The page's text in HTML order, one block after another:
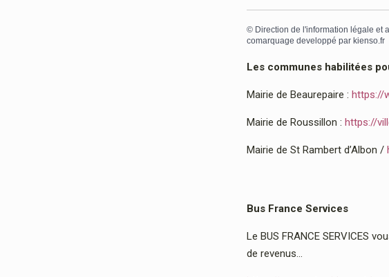
© Direction de l'information légale et
comarquage developpé par kienso.fr
Les communes habilitées
Mairie de Beaurepaire : https://
Mairie de Roussillon : https://
Mairie de St Rambert d’Albon /
Bus France Services
Le BUS FRANCE SERVICES
de revenus…